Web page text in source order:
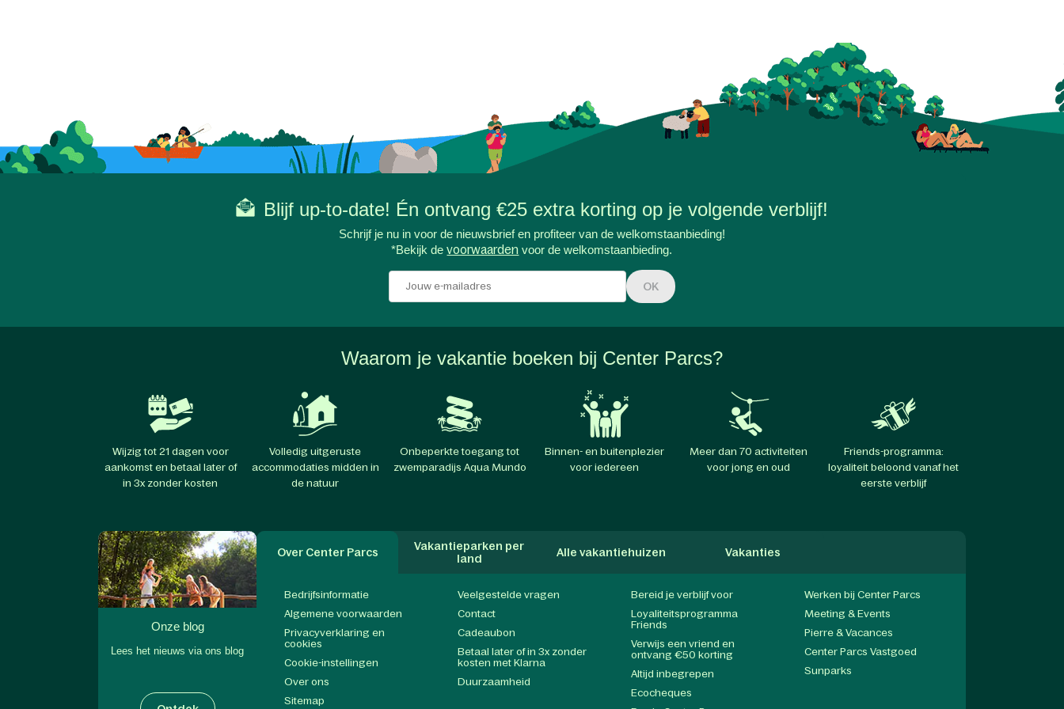
Blijf up-to-date! Én ontvang €25 extra korting op je volgende verblijf!
Schrijf je nu in voor de nieuwsbrief en profiteer van de welkomstaanbieding!
*Bekijk devoorwaarden voor de welkomstaanbieding.
OK
Waarom je vakantie boeken bij Center Parcs?
Wijzig tot 21 dagen voor
aankomst en betaal later of
in 3x zonder kosten
Volledig uitgeruste
accommodaties midden in
de natuur
Onbeperkte toegang tot
zwemparadijs Aqua Mundo
Binnen- en buitenplezier
voor iedereen
Meer dan 70 activiteiten
voor jong en oud
Friends-programma:
loyaliteit beloond vanaf het
eerste verblijf
Onze blog
Lees het nieuws via ons blog
Over Center Parcs
Vakantieparken per
land
Alle vakantiehuizen Vakanties
Bedrijfsinformatie
Algemene voorwaarden
Privacyverklaring en
cookies
Cookie-instellingen
Over ons
Sitemap
Veelgestelde vragen
Contact
Cadeaubon
Betaal later of in 3x zonder
kosten met Klarna
Duurzaamheid
Bereid je verblijf voor
Loyaliteitsprogramma
Friends
Verwijs een vriend en
ontvang €50 korting
Altijd inbegrepen
Ecocheques
Werken bij Center Parcs
Meeting & Events
Pierre & Vacances
Center Parcs Vastgoed
Sunparks